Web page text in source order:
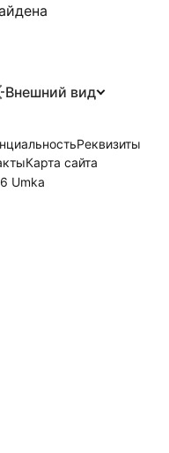
Внешний вид
Umka
Реквизиты
Карта сайта